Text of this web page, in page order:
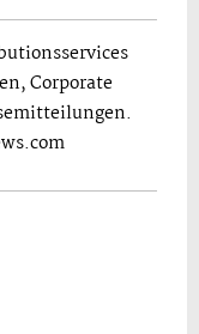
Corporate